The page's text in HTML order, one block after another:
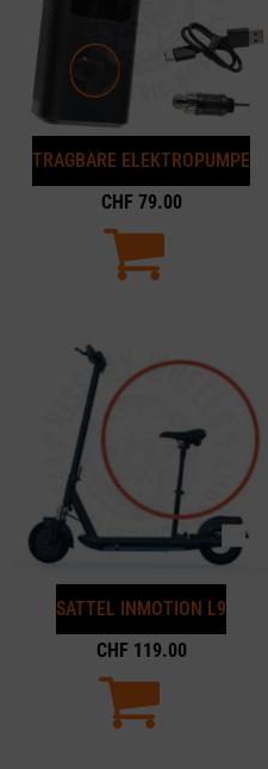
TRAGBARE ELEKTROPUMPE
CHF 79.00
SATTEL INMOTION L9
CHF 119.00